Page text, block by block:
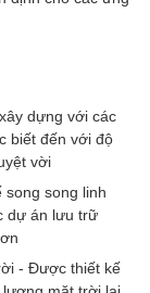
dựng với các
biết đến với độ
vời
song song linh
dự án lưu trữ
- Được thiết kế